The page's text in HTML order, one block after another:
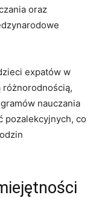
oraz
expatów w
różnorodnością,
nauczania
pozalekcyjnych, co